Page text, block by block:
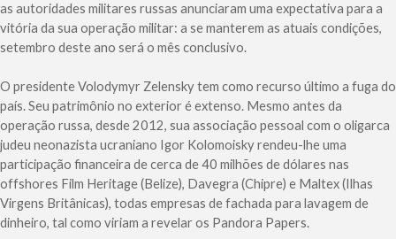
as autoridades militares russas anunciaram uma expectativa para a
vitória da sua operação militar: a se manterem as atuais condições,
setembro deste ano será o mês conclusivo.
O presidente Volodymyr Zelensky tem como recurso último a fuga do
país. Seu patrimônio no exterior é extenso. Mesmo antes da
operação russa, desde 2012, sua associação pessoal com o oligarca
judeu neonazista ucraniano Igor Kolomoisky rendeu-lhe uma
participação financeira de cerca de 40 milhões de dólares nas
offshores Film Heritage (Belize), Davegra (Chipre) e Maltex (Ilhas
Virgens Britânicas), todas empresas de fachada para lavagem de
dinheiro, tal como viriam a revelar os Pandora Papers.